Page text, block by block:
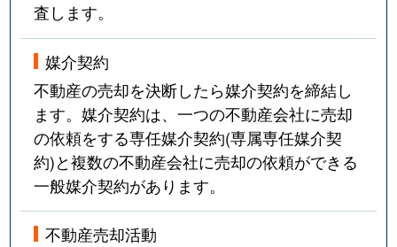
査します。
媒介契約
不動産の売却を決断したら媒介契約を締結し
ます。媒介契約は、一つの不動産会社に売却
の依頼をする専任媒介契約(専属専任媒介契
約)と複数の不動産会社に売却の依頼ができる
一般媒介契約があります。
不動産売却活動